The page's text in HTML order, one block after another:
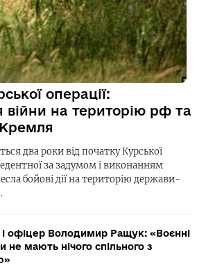
операції:
війни на територію рф та
два роки від початку Курської
за задумом і виконанням
бойові дії на територію держави-
офіцер Володимир Ращук: «Воєнні
не мають нічого спільного з